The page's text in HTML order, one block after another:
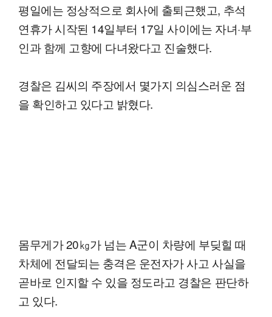
평일에는 정상적으로 회사에 출퇴근했고, 추석
연휴가 시작된 14일부터 17일 사이에는 자녀·부
인과 함께 고향에 다녀왔다고 진술했다.
경찰은 김씨의 주장에서 몇가지 의심스러운 점
을 확인하고 있다고 밝혔다.
몸무게가 20㎏가 넘는 A군이 차량에 부딪힐 때
차체에 전달되는 충격은 운전자가 사고 사실을
곧바로 인지할 수 있을 정도라고 경찰은 판단하
고 있다.